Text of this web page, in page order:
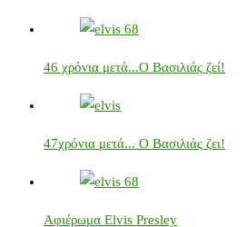
46 χρόνια μετά...Ο Βασιλιάς ζεί!
47χρόνια μετά... Ο Βασιλιάς ζει!
Αφιέρωμα Elvis Presley